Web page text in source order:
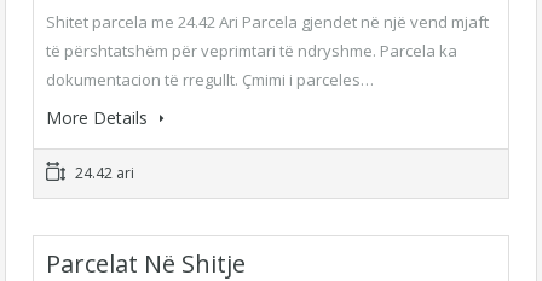
Shitet parcela me 24.42 Ari Parcela gjendet në një vend mjaft
të përshtatshëm për veprimtari të ndryshme. Parcela ka
dokumentacion të rregullt. Çmimi i parceles…
More Details
24.42 ari
Parcelat Në Shitje